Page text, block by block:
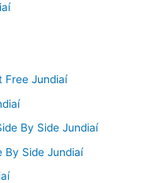
Free Jundiaí
By Side Jundiaí
By Side Jundiaí